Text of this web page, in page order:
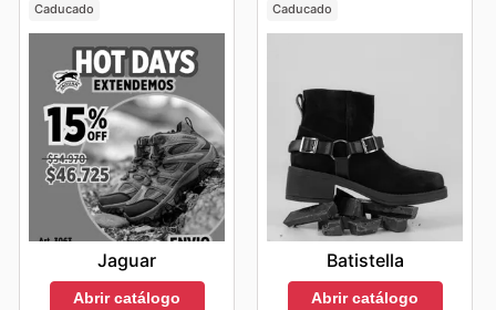
Caducado
Jaguar
Abrir catálogo
Caducado
Batistella
Abrir catálogo